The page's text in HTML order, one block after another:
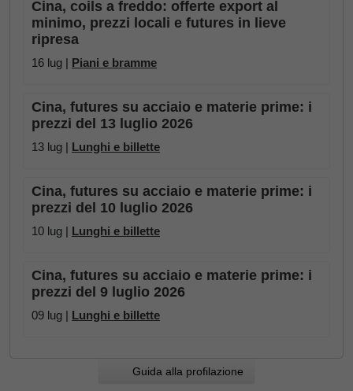
Cina, coils a freddo: offerte export al
minimo, prezzi locali e futures in lieve
ripresa
16 lug | Piani e bramme
Cina, futures su acciaio e materie prime: i
prezzi del 13 luglio 2026
13 lug | Lunghi e billette
Cina, futures su acciaio e materie prime: i
prezzi del 10 luglio 2026
10 lug | Lunghi e billette
Cina, futures su acciaio e materie prime: i
prezzi del 9 luglio 2026
09 lug | Lunghi e billette
Guida alla profilazione